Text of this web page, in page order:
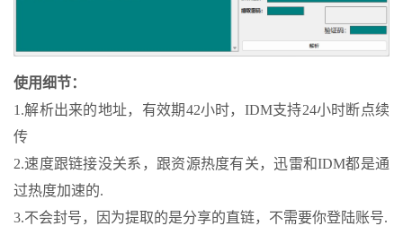
使用细节：
1.解析出来的地址，有效期42小时，IDM支持24小时断点续
传
2.速度跟链接没关系，跟资源热度有关，迅雷和IDM都是通
过热度加速的.
3.不会封号，因为提取的是分享的直链，不需要你登陆账号.